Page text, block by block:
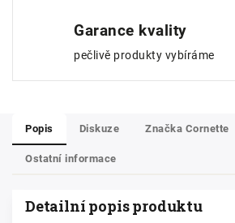
Garance kvality
pečlivě produkty vybíráme
Popis Diskuze Značka Cornette
Ostatní informace
Detailní popis produktu